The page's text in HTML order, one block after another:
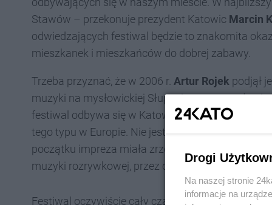
Stawów – przekonuje prezydent Katowic Marcin
odwiedzających festiwal będzie to znakomita
mieszkanek i mieszkańców do dobrej zabawy.
Trzeba przyznać, że w 2006 r. Artur Rojek podjął
muzyki na mysłowickiej Słupnej wystartowała
festiwal odbywa się w Katowicach i zdążył przez
tego typu w Europie. Nie jest to tylko nasze zdanie,
początku impreza miała zrzeszać wykonawców
muzyki rozrywkowej, przez co gama artystów jest
Festiwal oczywiście cały czas się rozwija. W tym
Drogi
Na naszej stronie
informacje na